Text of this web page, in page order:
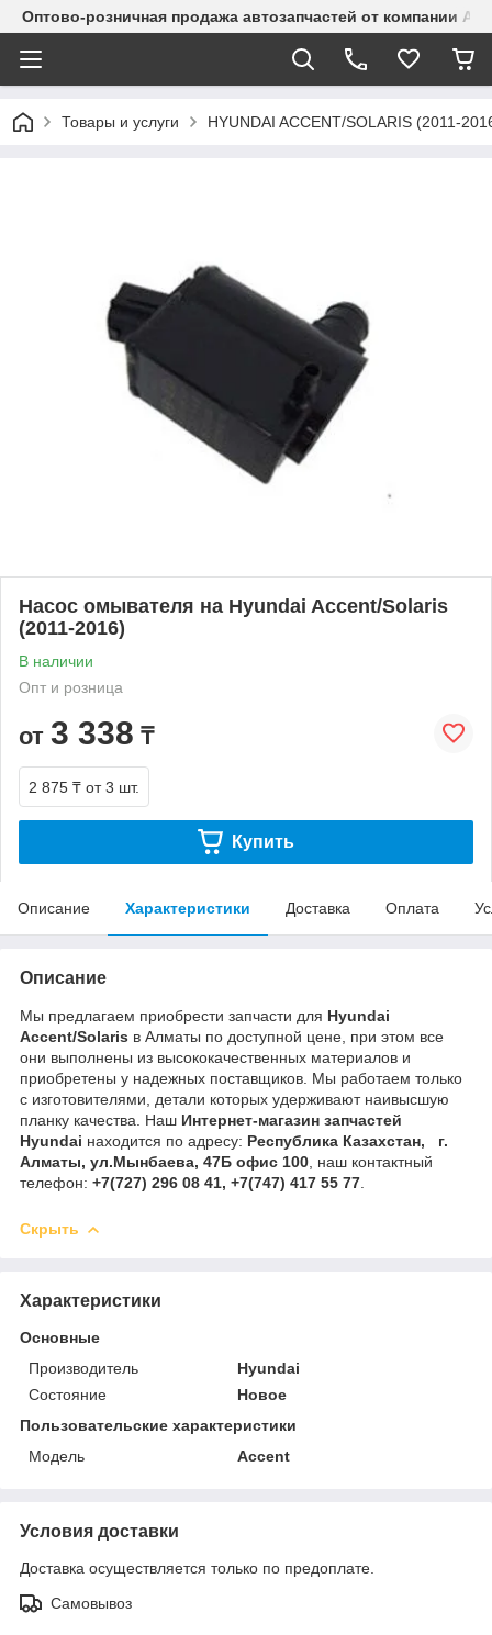
Оптово-розничная продажа автозапчастей от компании
Товары и услуги HYUNDAI ACCENT/SOLARIS (2011-
Насос омывателя на Hyundai Accent/Solaris
(2011-2016)
В наличии
Опт и розница
от 3 338 ₸
2 875 ₸ от 3 шт.
Купить
Описание Характеристики Доставка Оплата
Описание
Мы предлагаем приобрести запчасти для Hyundai
Accent/Solaris в Алматы по доступной цене, при этом все
они выполнены из высококачественных материалов и
приобретены у надежных поставщиков. Мы работаем только
с изготовителями, детали которых удерживают наивысшую
планку качества. Наш Интернет-магазин запчастей
Hyundai находится по адресу: Республика Казахстан, г.
Алматы, ул.Мынбаева, 47Б офис 100 , наш контактный
телефон: +7(727) 296 08 41, +7(747) 417 55 77
Скрыть
Характеристики
Основные
Производитель
Hyundai
Состояние
Новое
Пользовательские характеристики
Модель
Accent
Условия доставки
Доставка осуществляется только по предоплате.
Самовывоз